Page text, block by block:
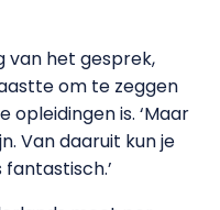
van het gesprek,
om te zeggen
opleidingen is. ‘Maar
Van daaruit kun je